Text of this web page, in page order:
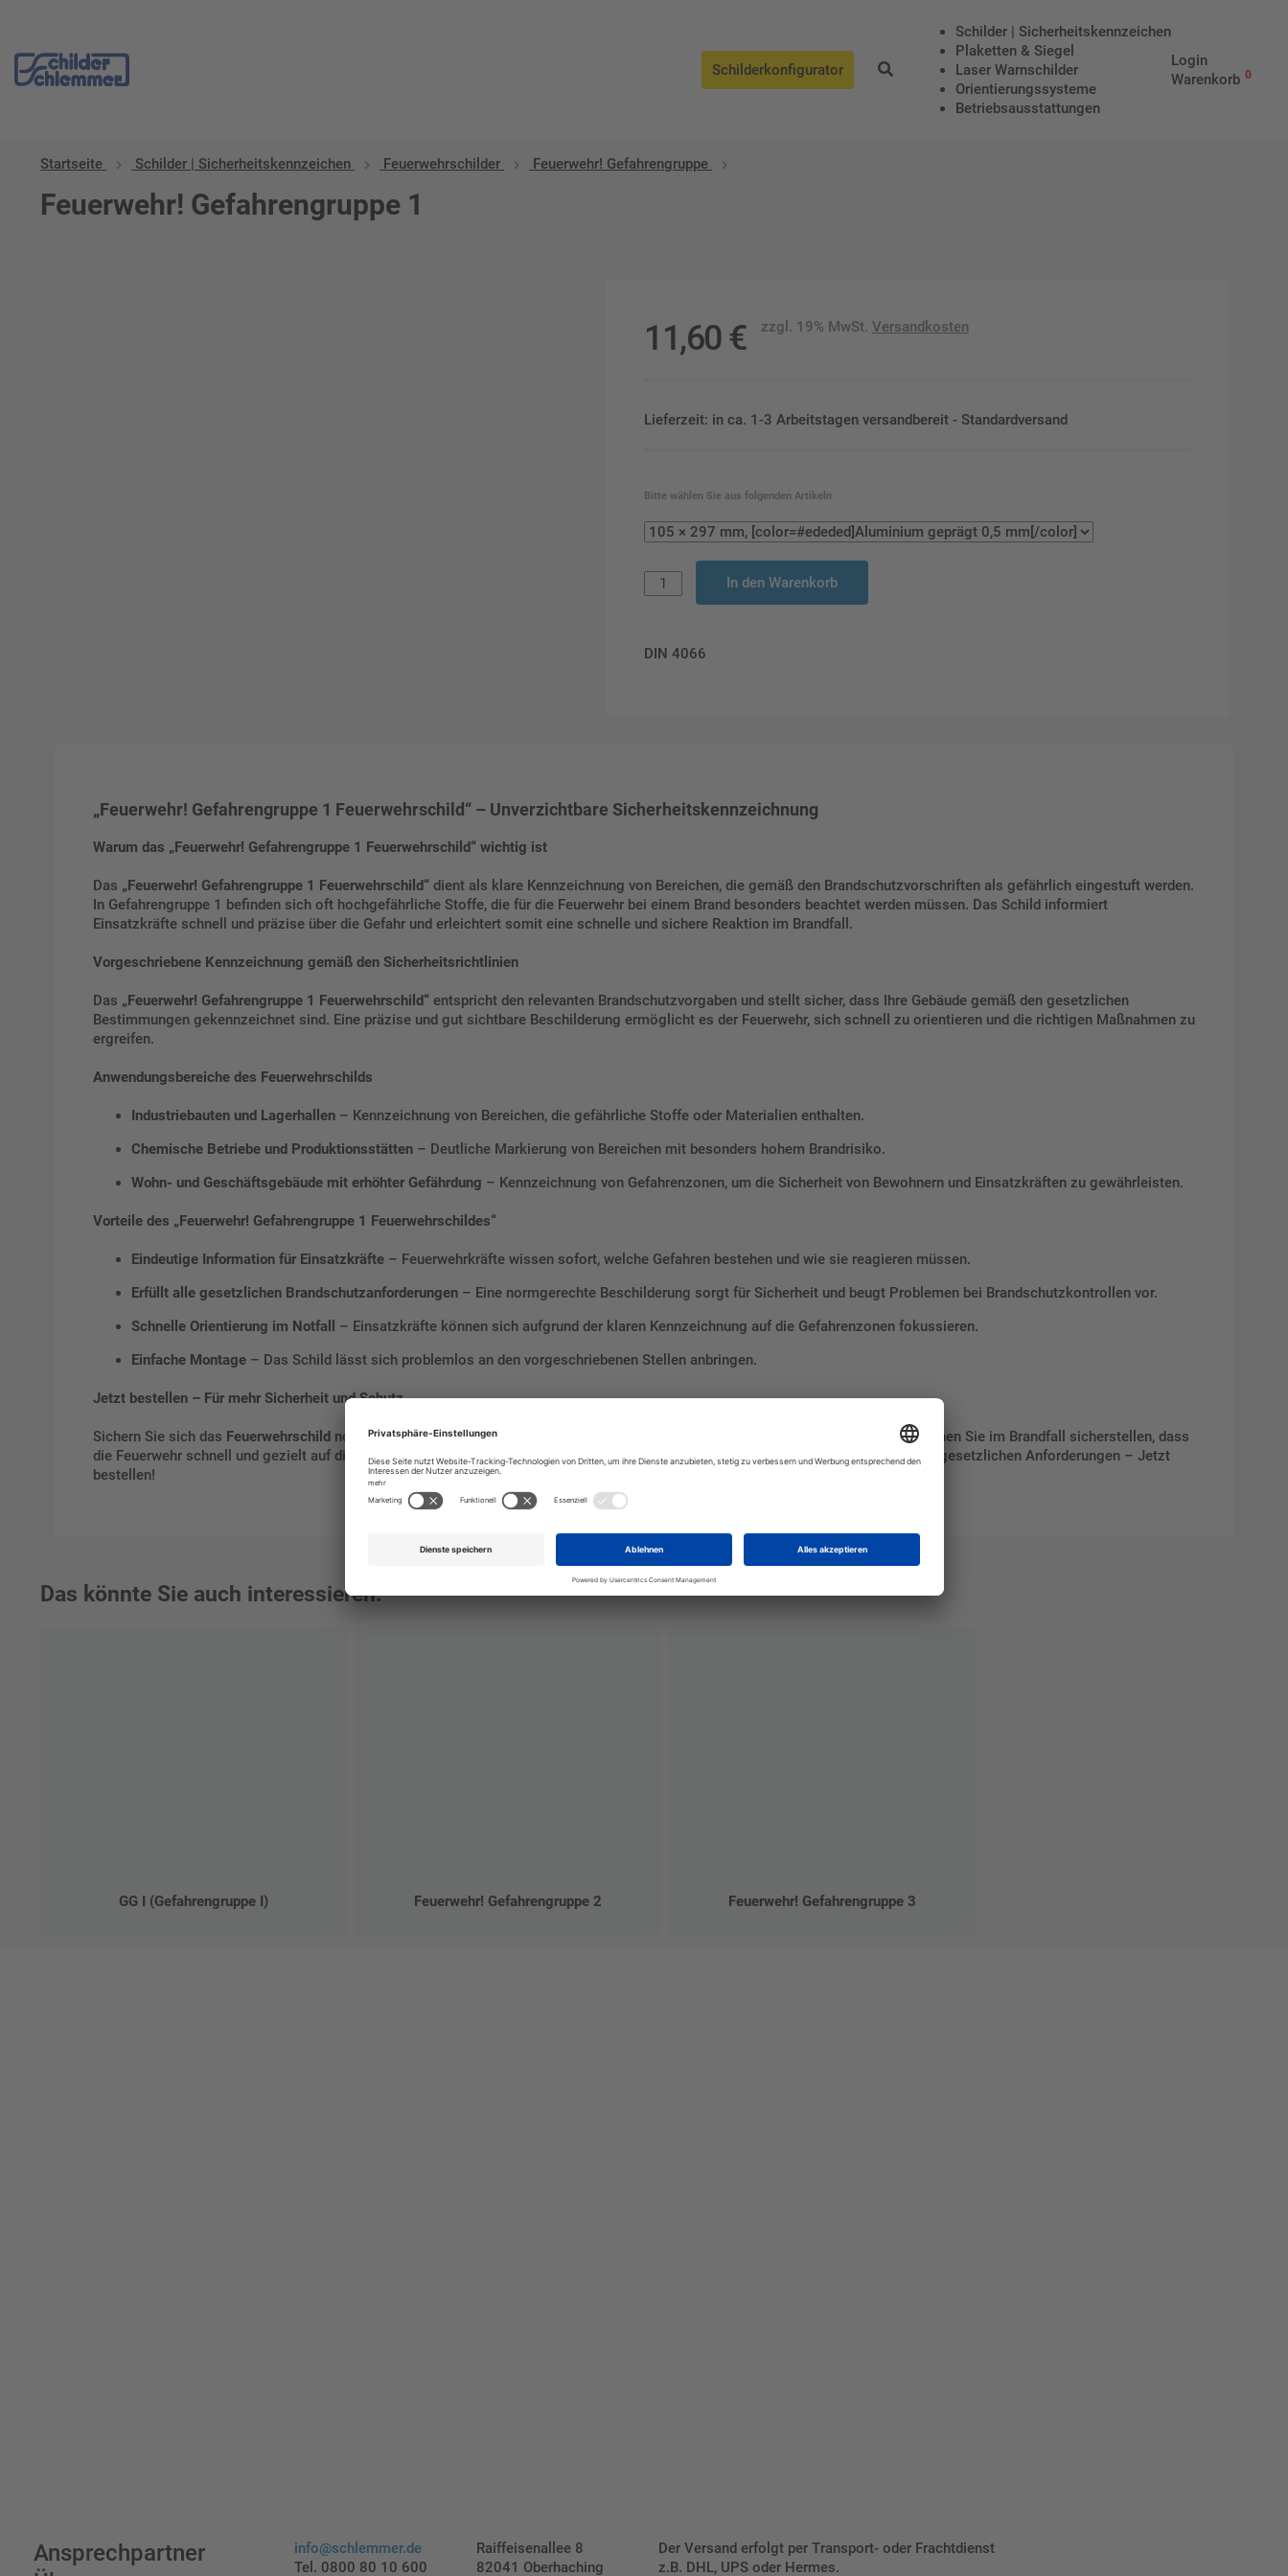
Schilderkonfigurator
Schilder | Sicherheitskennzeichen
Plaketten & Siegel
Laser Warnschilder
Orientierungssysteme
Betriebs­aus­stattungen
Login
Warenkorb 0
Startseite Schilder | Sicherheitskennzeichen Feuerwehrschilder Feuerwehr! Gefahrengruppe
Feuerwehr! Gefahrengruppe 1
11,60 € zzgl. 19% MwSt. Versandkosten
Lieferzeit: in ca. 1-3 Arbeitstagen versandbereit - Standardversand
Bitte wählen Sie aus folgenden Artikeln
In den Warenkorb
DIN 4066
„Feuerwehr! Gefahrengruppe 1 Feuerwehrschild“ – Unverzichtbare Sicherheitskennzeichnung
Warum das „Feuerwehr! Gefahrengruppe 1 Feuerwehrschild“ wichtig ist
Das „Feuerwehr! Gefahrengruppe 1 Feuerwehrschild“ dient als klare Kennzeichnung von Bereichen, die gemäß den Brandschutzvorschriften als gefährlich eingestuft werden.
In Gefahrengruppe 1 befinden sich oft hochgefährliche Stoffe, die für die Feuerwehr bei einem Brand besonders beachtet werden müssen. Das Schild informiert
Einsatzkräfte schnell und präzise über die Gefahr und erleichtert somit eine schnelle und sichere Reaktion im Brandfall.
Vorgeschriebene Kennzeichnung gemäß den Sicherheitsrichtlinien
Das „Feuerwehr! Gefahrengruppe 1 Feuerwehrschild“ entspricht den relevanten Brandschutzvorgaben und stellt sicher, dass Ihre Gebäude gemäß den gesetzlichen
Bestimmungen gekennzeichnet sind. Eine präzise und gut sichtbare Beschilderung ermöglicht es der Feuerwehr, sich schnell zu orientieren und die richtigen Maßnahmen zu
ergreifen.
Anwendungsbereiche des Feuerwehrschilds
Industriebauten und Lagerhallen – Kennzeichnung von Bereichen, die gefährliche Stoffe oder Materialien enthalten.
Chemische Betriebe und Produktionsstätten – Deutliche Markierung von Bereichen mit besonders hohem Brandrisiko.
Wohn- und Geschäftsgebäude mit erhöhter Gefährdung – Kennzeichnung von Gefahrenzonen, um die Sicherheit von Bewohnern und Einsatzkräften zu gewährleisten.
Vorteile des „Feuerwehr! Gefahrengruppe 1 Feuerwehrschildes“
Eindeutige Information für Einsatzkräfte – Feuerwehrkräfte wissen sofort, welche Gefahren bestehen und wie sie reagieren müssen.
Erfüllt alle gesetzlichen Brandschutzanforderungen – Eine normgerechte Beschilderung sorgt für Sicherheit und beugt Problemen bei Brandschutzkontrollen vor.
Schnelle Orientierung im Notfall
– Einsatzkräfte können sich aufgrund der klaren Kennzeichnung auf die Gefahrenzonen fokussieren.
Einfache Montage – Das Schild lässt sich problemlos an den vorgeschriebenen Stellen anbringen.
Jetzt bestellen – Für mehr Sicherheit und Schutz
Sichern Sie sich das Feuerwehrschild noch heute und sorgen Sie für eine normgerechte Kennzeichnung Ihrer Gefahrenzonen. So können Sie im Brandfall sicherstellen, dass
die Feuerwehr schnell und gezielt auf die Gefahr reagiert. Erhöhen Sie die Sicherheit Ihres Gebäudes und erfüllen Sie gleichzeitig die gesetzlichen Anforderungen – Jetzt
bestellen!
Das könnte Sie auch interessieren:
GG I (Gefahrengruppe I) Feuerwehr! Gefahrengruppe 2 Feuerwehr! Gefahrengruppe 3
Ansprechpartner
info@schlemmer.de
Tel. 0800 80 10 600
Raiffeisenallee 8
82041 Oberhaching
Der Versand erfolgt per Transport- oder Frachtdienst
z.B. DHL, UPS oder Hermes.